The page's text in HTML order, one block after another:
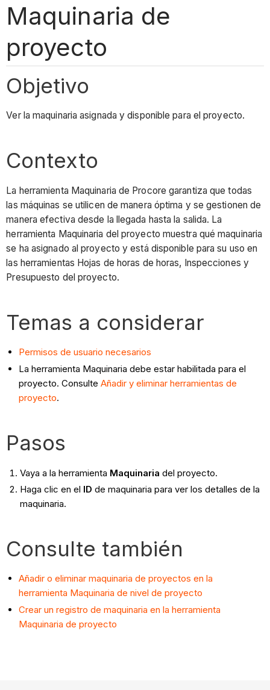
Maquinaria de
proyecto
Objetivo
Ver la maquinaria asignada y disponible para el proyecto.
Contexto
La herramienta Maquinaria de Procore garantiza que todas
las máquinas se utilicen de manera óptima y se gestionen de
manera efectiva desde la llegada hasta la salida. La
herramienta Maquinaria del proyecto muestra qué maquinaria
se ha asignado al proyecto y está disponible para su uso en
las herramientas Hojas de horas de horas, Inspecciones y
Presupuesto del proyecto.
Temas a considerar
Permisos de usuario necesarios
La herramienta Maquinaria debe estar habilitada para el
proyecto. ConsulteAñadir y eliminar herramientas de
proyecto.
Pasos
Vaya a la herramienta Maquinaria del proyecto.
Haga clic en el ID de maquinaria para ver los detalles de la
maquinaria.
Consulte también
Añadir o eliminar maquinaria de proyectos en la
herramienta Maquinaria de nivel de proyecto
Crear un registro de maquinaria en la herramienta
Maquinaria de proyecto